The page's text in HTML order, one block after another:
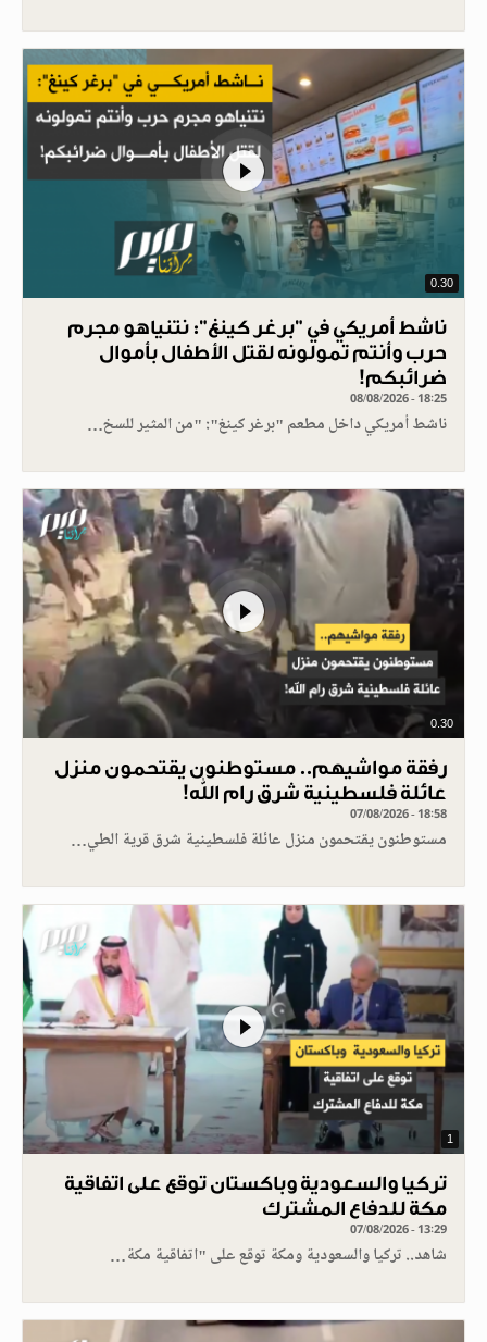
0.30
ناشط أمريكي في "برغر كينغ": نتنياهو مجرم
حرب وأنتم تمولونه لقتل الأطفال بأموال
ضرائبكم!
08/08/2026 - 18:25
ناشط أمريكي داخل مطعم "برغر كينغ": "من المثير للسخ…
0.30
رفقة مواشيهم.. مستوطنون يقتحمون منزل
عائلة فلسطينية شرق رام الله!
07/08/2026 - 18:58
مستوطنون يقتحمون منزل عائلة فلسطينية شرق قرية الطي…
1
تركيا والسعودية وباكستان توقع على اتفاقية
مكة للدفاع المشترك
07/08/2026 - 13:29
شاهد.. تركيا والسعودية ومكة توقع على "اتفاقية مكة…